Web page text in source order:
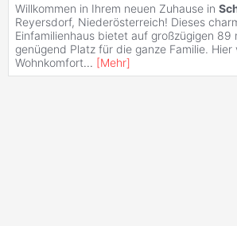
Willkommen in Ihrem neuen Zuhause in
Reyersdorf, Niederösterreich! Dieses
Einfamilienhaus bietet auf großzügigen 89
genügend Platz für die ganze Familie.
Wohnkomfort... [Mehr]